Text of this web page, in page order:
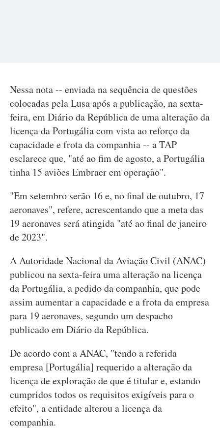
Nessa nota -- enviada na sequência de questões
colocadas pela Lusa após a publicação, na sexta-
feira, em Diário da República de uma alteração da
licença da Portugália com vista ao reforço da
capacidade e frota da companhia -- a TAP
esclarece que, "até ao fim de agosto, a Portugália
tinha 15 aviões Embraer em operação".
"Em setembro serão 16 e, no final de outubro, 17
aeronaves", refere, acrescentando que a meta das
19 aeronaves será atingida "até ao final de janeiro
de 2023".
A Autoridade Nacional da Aviação Civil (ANAC)
publicou na sexta-feira uma alteração na licença
da Portugália, a pedido da companhia, que pode
assim aumentar a capacidade e a frota da empresa
para 19 aeronaves, segundo um despacho
publicado em Diário da República.
De acordo com a ANAC, "tendo a referida
empresa [Portugália] requerido a alteração da
licença de exploração de que é titular e, estando
cumpridos todos os requisitos exigíveis para o
efeito", a entidade alterou a licença da
companhia.